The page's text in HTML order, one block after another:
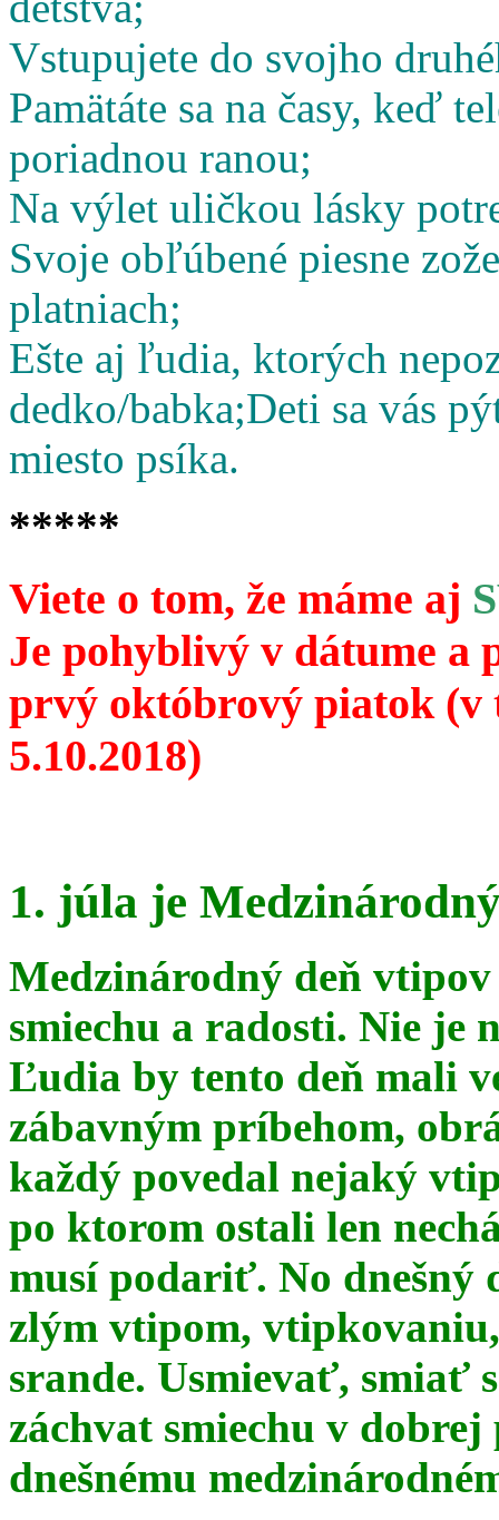
Vstupujete do svojho
Pamätáte sa na časy, keď
poriadnou ranou;
Na výlet uličkou lásky
Svoje obľúbené piesne
platniach;
Ešte aj ľudia, ktorých
dedko/babka;Deti sa vás
miesto psíka.
*****
Viete o tom, že máme aj
Je pohyblivý v dátume a
prvý októbrový piatok
5.10.2018)
1. júla je
Medzinárodný deň
smiechu a radosti. Nie je
Ľudia by tento deň mali
zábavným príbehom,
každý povedal nejaký
po ktorom ostali len
musí podariť. No dnešný
zlým vtipom,
srande. Usmievať, smiať
záchvat smiechu v
dnešnému